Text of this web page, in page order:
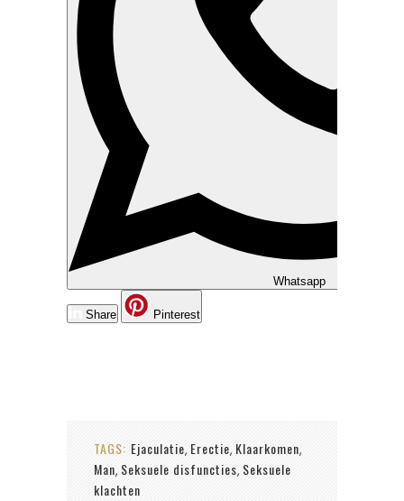
Whatsapp
Share Pinterest
TAGS: Ejaculatie, Erectie, Klaarkomen,
Man, Seksuele disfuncties, Seksuele
klachten